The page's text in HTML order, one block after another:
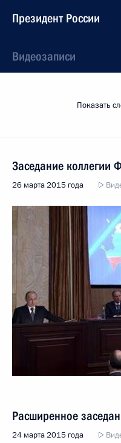
Президент России
Видеозаписи
Показать
Заседание коллегии
26 марта 2015 года
Расширенное
24 марта 2015 года